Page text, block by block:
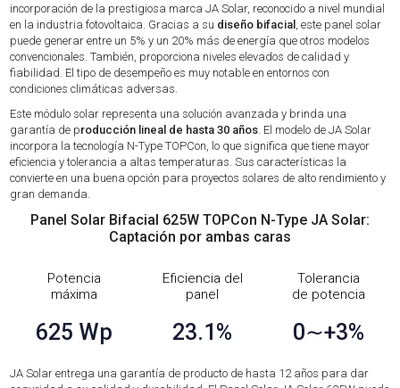
incorporación de la prestigiosa marca JA Solar, reconocido a nivel mundial
en la industria fotovoltaica. Gracias a su diseño bifacial , este panel solar
puede generar entre un 5% y un 20% más de energía que otros modelos
convencionales. También, proporciona niveles elevados de calidad y
fiabilidad. El tipo de desempeño es muy notable en entornos con
condiciones climáticas adversas.
Este módulo solar representa una solución avanzada y brinda una
garantía de producción lineal de hasta 30 años . El modelo de JA Solar
incorpora la tecnología N-Type TOPCon, lo que significa que tiene mayor
eficiencia y tolerancia a altas temperaturas. Sus características la
convierte en una buena opción para proyectos solares de alto rendimiento y
gran demanda.
Panel Solar Bifacial 625W TOPCon N-Type JA Solar:
Captación por ambas caras
Potencia
máxima
Eficiencia del
panel
Tolerancia
de potencia
625 Wp 23.1% 0∼+3%
JA Solar entrega una garantía de producto de hasta 12 años para dar